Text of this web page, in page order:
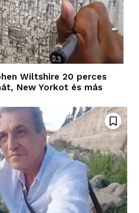
Wiltshire 20 perces
New Yorkot és más